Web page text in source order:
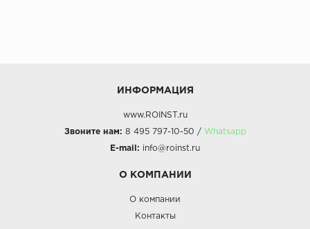
ИНФОРМАЦИЯ
www.ROINST.ru
Звоните нам: 8 495 797-10-50 / Whatsapp
E-mail: info@roinst.ru
О КОМПАНИИ
О компании
Контакты